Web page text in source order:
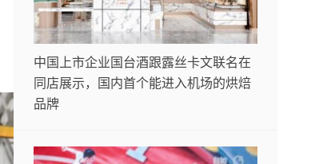
中国上市企业国台酒跟露丝卡文联名在
同店展示，国内首个能进入机场的烘焙
品牌